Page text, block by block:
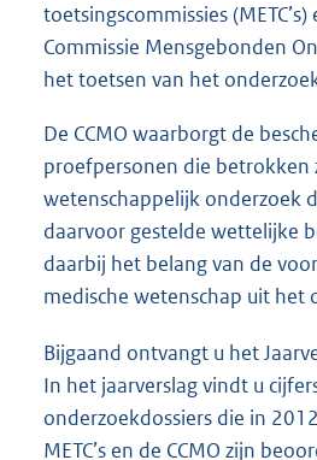
toetsingscommissies
Commissie Mensgebonden
het toetsen van het
De CCMO waarborgt de
proefpersonen die betrokken
wetenschappelijk onderzoek
daarvoor gestelde wettelijke
daarbij het belang van de
medische wetenschap uit het
Bijgaand ontvangt u het
In het jaarverslag vindt u
onderzoekdossiers die in
METC’s en de CCMO zijn